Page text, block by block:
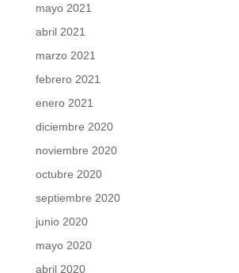
mayo 2021
abril 2021
marzo 2021
febrero 2021
enero 2021
diciembre 2020
noviembre 2020
octubre 2020
septiembre 2020
junio 2020
mayo 2020
abril 2020